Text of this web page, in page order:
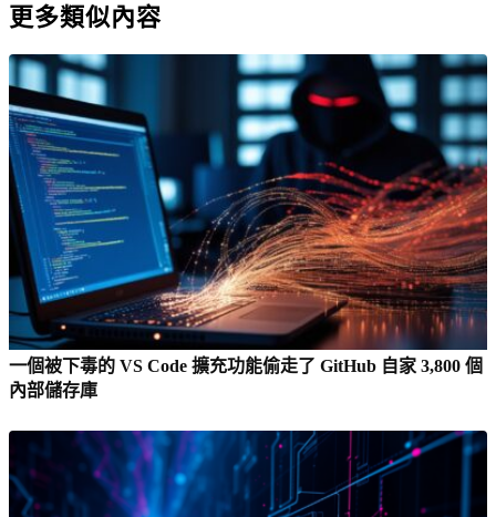
更多類似內容
一個被下毒的 VS Code 擴充功能偷走了 GitHub 自家 3,800 個
內部儲存庫